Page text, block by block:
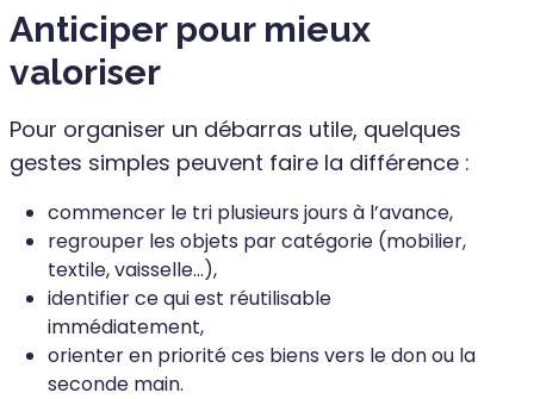
Anticiper pour mieux
valoriser
Pour organiser un débarras utile, quelques
gestes simples peuvent faire la différence :
commencer le tri plusieurs jours à l’avance,
regrouper les objets par catégorie (mobilier,
textile, vaisselle…),
identifier ce qui est réutilisable
immédiatement,
orienter en priorité ces biens vers le don ou la
seconde main.